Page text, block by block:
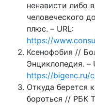
ненависти либо
человеческого
плюс. – URL:
https://
Ксенофобия //
Энциклопедия. –
https://bigenc.ru/
Откуда берется
бороться // РБК